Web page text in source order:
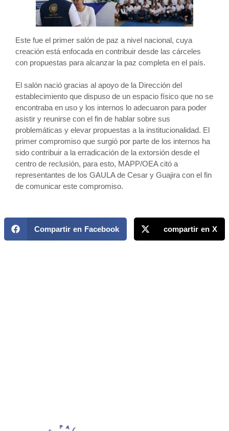
Este fue el primer salón de paz a nivel nacional, cuya
creación está enfocada en contribuir desde las cárceles
con propuestas para alcanzar la paz completa en el país.
El salón nació gracias al apoyo de la Dirección del
establecimiento que dispuso de un espacio físico que no se
encontraba en uso y los internos lo adecuaron para poder
asistir y reunirse con el fin de hablar sobre sus
problemáticas y elevar propuestas a la institucionalidad. El
primer compromiso que surgió por parte de los internos ha
sido contribuir a la erradicación de la extorsión desde el
centro de reclusión, para esto, MAPP/OEA citó a
representantes de los GAULA de Cesar y Guajira con el fin
de comunicar este compromiso.
Compartir en Facebook compartir en X